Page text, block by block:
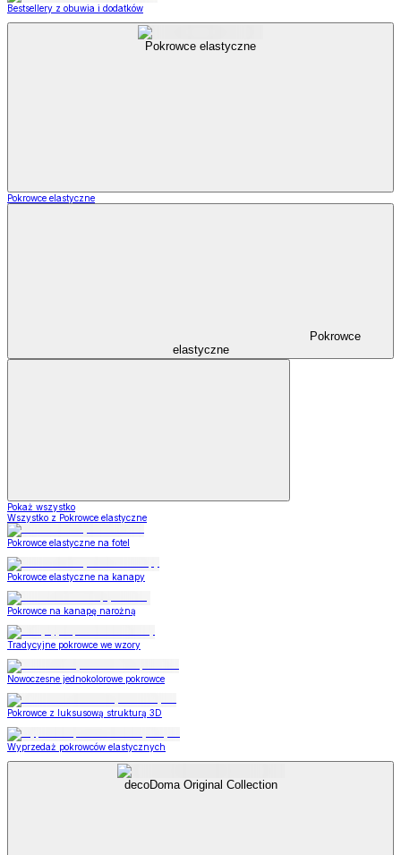
Bestsellery z obuwia i dodatków
Pokrowce elastyczne
Pokrowce elastyczne
Pokrowce
elastyczne
Pokaż wszystko
Wszystko z Pokrowce elastyczne
Pokrowce elastyczne na fotel
Pokrowce elastyczne na kanapy
Pokrowce na kanapę narożną
Tradycyjne pokrowce we wzory
Nowoczesne jednokolorowe pokrowce
Pokrowce z luksusową strukturą 3D
Wyprzedaż pokrowców elastycznych
decoDoma Original Collection